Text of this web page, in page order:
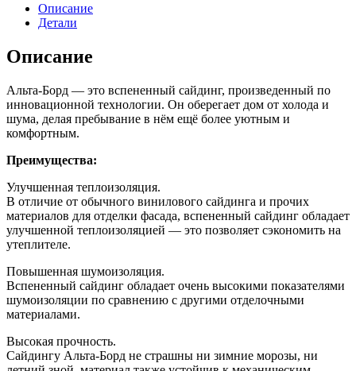
Описание
Детали
Описание
Альта-Борд — это вспененный сайдинг, произведенный по
инновационной технологии. Он оберегает дом от холода и
шума, делая пребывание в нём ещё более уютным и
комфортным.
Преимущества:
Улучшенная теплоизоляция.
В отличие от обычного винилового сайдинга и прочих
материалов для отделки фасада, вспененный сайдинг обладает
улучшенной теплоизоляцией — это позволяет сэкономить на
утеплителе.
Повышенная шумоизоляция.
Вспененный сайдинг обладает очень высокими показателями
шумоизоляции по сравнению с другими отделочными
материалами.
Высокая прочность.
Сайдингу Альта-Борд не страшны ни зимние морозы, ни